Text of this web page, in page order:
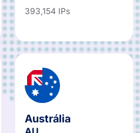
393,154 IPs
Austrália
AU